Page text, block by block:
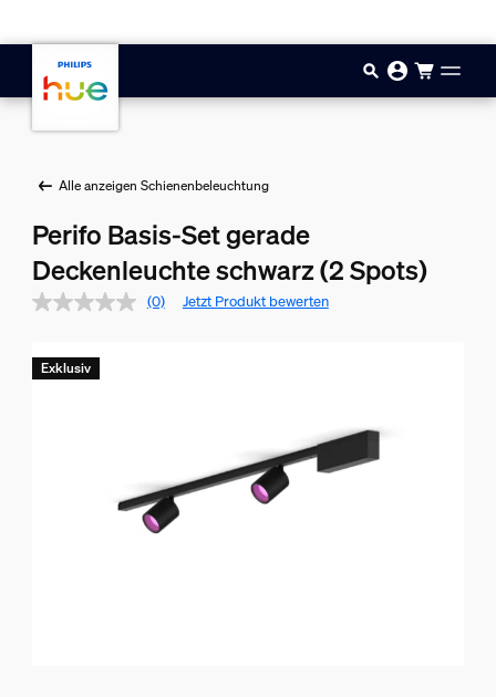
Alle anzeigen Schienenbeleuchtung
Perifo Basis-Set gerade
Deckenleuchte schwarz (2 Spots)
(0) Jetzt Produkt bewerten
Exklusiv